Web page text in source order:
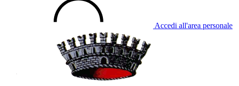
Accedi all'area personale